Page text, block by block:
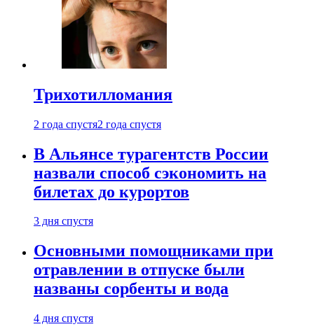
Трихотилломания
2 года спустя2 года спустя
В Альянсе турагентств России
назвали способ сэкономить на
билетах до курортов
3 дня спустя
Основными помощниками при
отравлении в отпуске были
названы сорбенты и вода
4 дня спустя